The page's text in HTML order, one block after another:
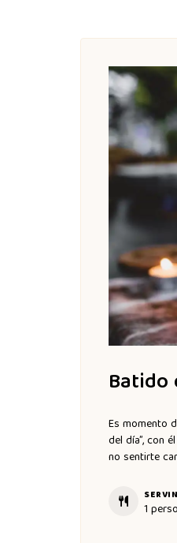
Batido
Es momento
del día”, con
no sentirte
1